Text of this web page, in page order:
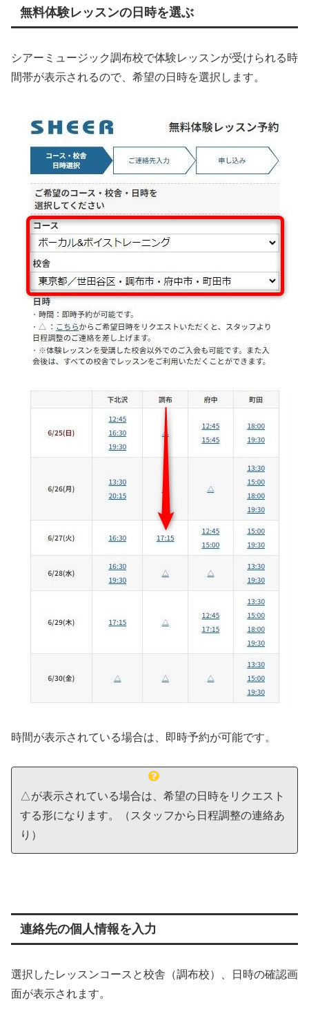
無料体験レッスンの日時を選ぶ
シアーミュージック調布校で体験レッスンが受けられる時
間帯が表示されるので、希望の日時を選択します。
時間が表示されている場合は、即時予約が可能です。
△が表示されている場合は、希望の日時をリクエスト
する形になります。（スタッフから日程調整の連絡あ
り）
連絡先の個人情報を入力
選択したレッスンコースと校舎（調布校）、日時の確認画
面が表示されます。